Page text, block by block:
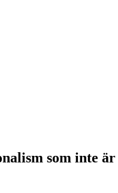
som inte